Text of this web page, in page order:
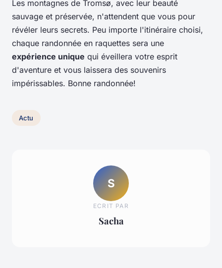
Les montagnes de Tromsø, avec leur beauté
sauvage et préservée, n'attendent que vous pour
révéler leurs secrets. Peu importe l'itinéraire choisi,
chaque randonnée en raquettes sera une
expérience unique qui éveillera votre esprit
d'aventure et vous laissera des souvenirs
impérissables. Bonne randonnée!
Actu
S
ECRIT PAR
Sacha